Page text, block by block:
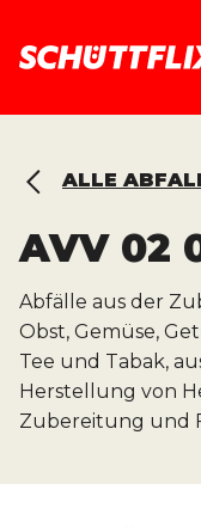
ALLE
AVV 02
Abfälle aus der
Obst, Gemüse,
Tee und Tabak,
Herstellung von
Zubereitung und